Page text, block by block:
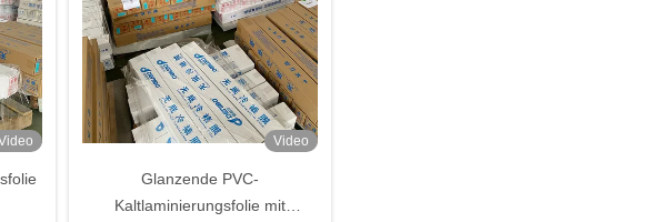
Video
Glanzende PVC-
Kaltlaminierungsfolie mit